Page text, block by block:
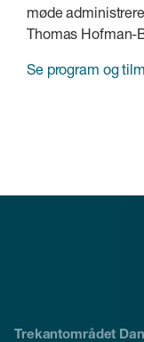
møde
Thomas Hofman-
Se program og
Trekantområdet